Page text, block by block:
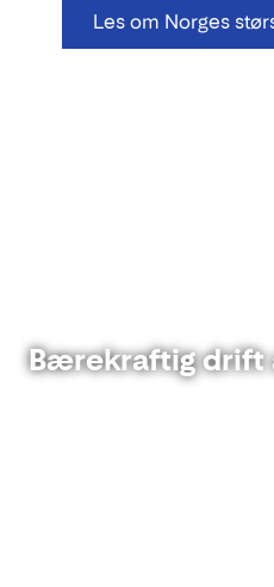
Les om Norges
Bærekraftig drift